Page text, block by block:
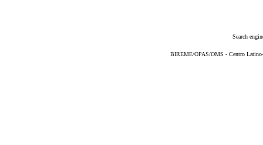
Search
BIREME/OPAS/OMS - Centro Latino-